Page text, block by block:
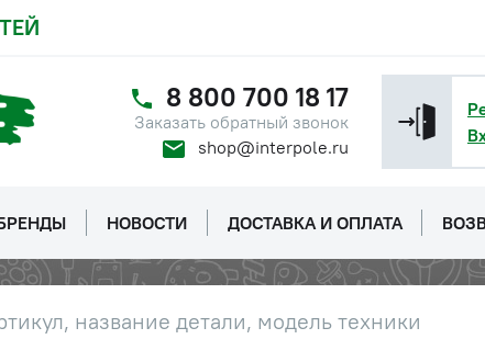
8 800 700 18 17
Заказать обратный звонок
shop@interpole.ru
НОВОСТИ ДОСТАВКА И ОПЛАТА